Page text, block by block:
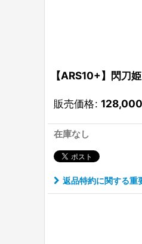
【ARS10+】閃
販売価格: 128,000
在庫なし
返品特約に関する重